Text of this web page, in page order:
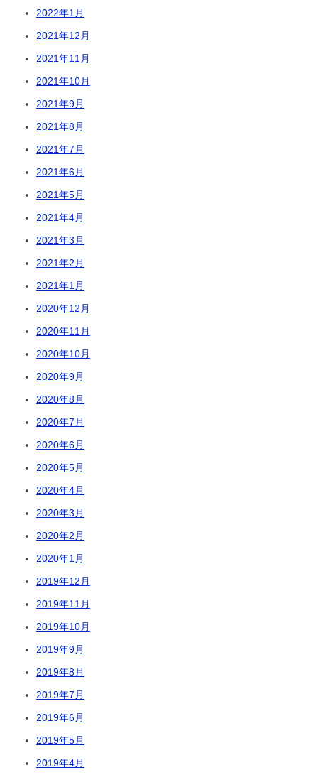
2022年1月
2021年12月
2021年11月
2021年10月
2021年9月
2021年8月
2021年7月
2021年6月
2021年5月
2021年4月
2021年3月
2021年2月
2021年1月
2020年12月
2020年11月
2020年10月
2020年9月
2020年8月
2020年7月
2020年6月
2020年5月
2020年4月
2020年3月
2020年2月
2020年1月
2019年12月
2019年11月
2019年10月
2019年9月
2019年8月
2019年7月
2019年6月
2019年5月
2019年4月